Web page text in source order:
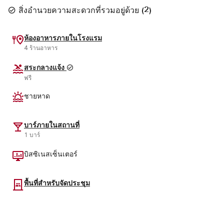
สิ่งอำนวยความสะดวกที่รวมอยู่ด้วย (2)
ห้องอาหารภายในโรงแรม
4 ร้านอาหาร
สระกลางแจ้ง
ฟรี
ชายหาด
บาร์ภายในสถานที่
1 บาร์
บิสซิเนสเซ็นเตอร์
พื้นที่สำหรับจัดประชุม